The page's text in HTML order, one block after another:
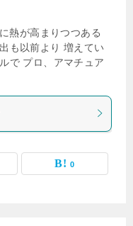
熱が高まりつつある
も以前より 増えてい
で プロ、アマチュア
0